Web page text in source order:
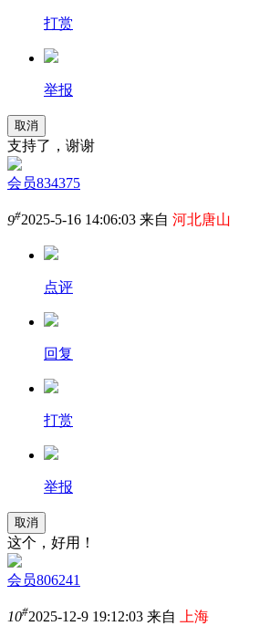
打赏
举报
取消
支持了，谢谢
会员834375
9#2025-5-16 14:06:03 来自 河北唐山
点评
回复
打赏
举报
取消
这个，好用！
会员806241
10#2025-12-9 19:12:03 来自 上海